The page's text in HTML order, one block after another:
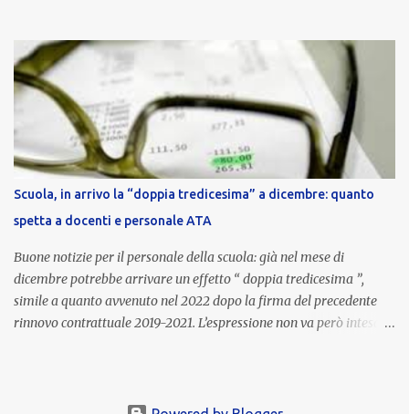
ordinaria di ottobre . Cos’è la retribuzione di risultato La
retribuzione di risultato rappresenta la parte variabile dello
stipendio dei dirigenti scolastici. Viene corrisposta per valorizzare
la qualità dell’attività svolta, la gestione delle risorse e il
raggiungimento degli obiettivi fissati dal Ministero dell’Istruzione
e del Merito (MIM) . Per l’anno scolastico 2023/2024, il MIM ha
completato la procedura di valutazione e trasmesso i dati a NoiPA,
che ha poi disposto la liquidazione automatica in busta paga . Gli
importi e le trattenute L’importo medio lordo riconosciuto è di 6....
Scuola, in arrivo la “doppia tredicesima” a dicembre: quanto
spetta a docenti e personale ATA
Buone notizie per il personale della scuola: già nel mese di
dicembre potrebbe arrivare un effetto “ doppia tredicesima ”,
simile a quanto avvenuto nel 2022 dopo la firma del precedente
rinnovo contrattuale 2019-2021. L’espressione non va però intesa in
un’integrazione straordinaria che, pur non raggiungendo l’importo